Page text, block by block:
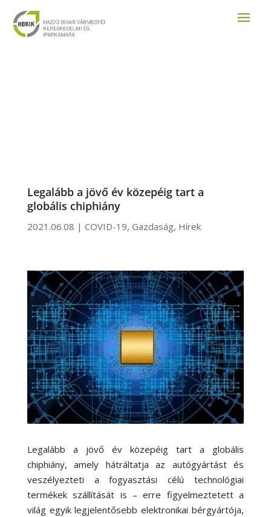
Legalább a jövő év közepéig tart a
globális chiphiány
2021.06.08 | COVID-19, Gazdaság, Hírek
Legalább a jövő év közepéig tart a globális
chiphiány, amely hátráltatja az autógyártást és
veszélyezteti a fogyasztási célú technológiai
termékek szállítását is – erre figyelmeztetett a
világ egyik legjelentősebb elektronikai bérgyártója,